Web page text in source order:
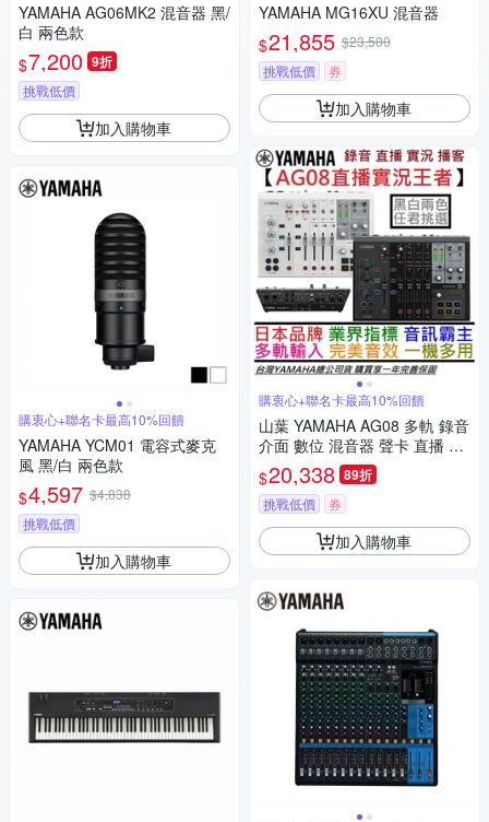
YAMAHA AG06MK2 混音器 黑/
白 兩色款
$7,200 9折
挑戰低價
加入購物車
購衷心+聯名卡最高10%回饋
YAMAHA YCM01 電容式麥克
風 黑/白 兩色款
$4,597 $4,838
挑戰低價
加入購物車
YAMAHA MG16XU 混音器
$21,855 $23,500
挑戰低價
券
加入購物車
購衷心+聯名卡最高10%回饋
山葉 YAMAHA AG08 多軌 錄音
介面 數位 混音器 聲卡 直播 實
況 錄音 Podcast 公司貨 贈錄音
軟體
$20,338 89折
挑戰低價 券
加入購物車